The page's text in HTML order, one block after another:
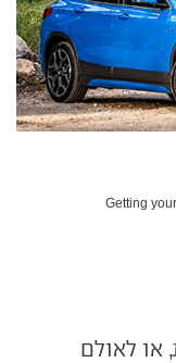
Getting your
או לאולם